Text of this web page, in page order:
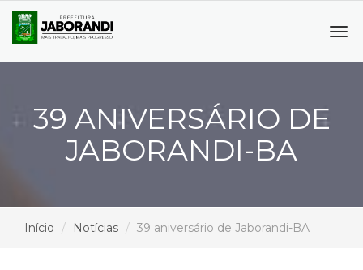
39 ANIVERSÁRIO DE
JABORANDI-BA
Início Notícias 39 aniversário de Jaborandi-BA